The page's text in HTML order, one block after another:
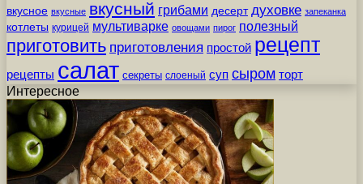
вкусное вкусные вкусный грибами десерт духовке запеканка
котлеты курицей мультиварке овощами пирог полезный
приготовить приготовления простой рецепт
рецепты салат секреты слоеный суп сыром торт
Интересное